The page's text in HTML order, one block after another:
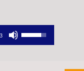
Pfeiltasten
Hoch/Runter